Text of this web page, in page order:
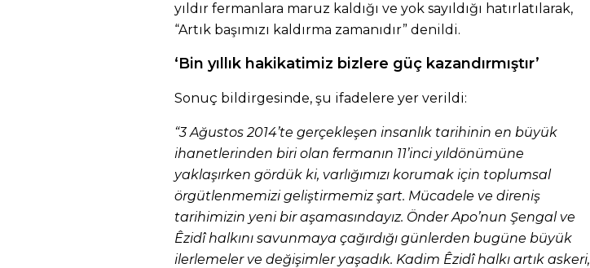
yıldır fermanlara maruz kaldığı ve yok sayıldığı hatırlatılarak,
“Artık başımızı kaldırma zamanıdır” denildi.
‘Bin yıllık hakikatimiz bizlere güç kazandırmıştır’
Sonuç bildirgesinde, şu ifadelere yer verildi:
“3 Ağustos 2014’te gerçekleşen insanlık tarihinin en büyük
ihanetlerinden biri olan fermanın 11’inci yıldönümüne
yaklaşırken gördük ki, varlığımızı korumak için toplumsal
örgütlenmemizi geliştirmemiz şart. Mücadele ve direniş
tarihimizin yeni bir aşamasındayız. Önder Apo’nun Şengal ve
Êzidî halkını savunmaya çağırdığı günlerden bugüne büyük
ilerlemeler ve değişimler yaşadık. Kadim Êzidî halkı artık askeri,